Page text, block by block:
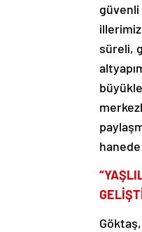
güvenli
süreli,
hanede